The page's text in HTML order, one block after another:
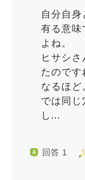
自分自身
有る意味
よね。
ヒサシ
たのです
なるほど
では同じ
し...
回答 1